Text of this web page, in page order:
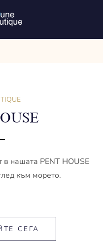
нашата PENT HOUSE​
към морето.
СЕГА